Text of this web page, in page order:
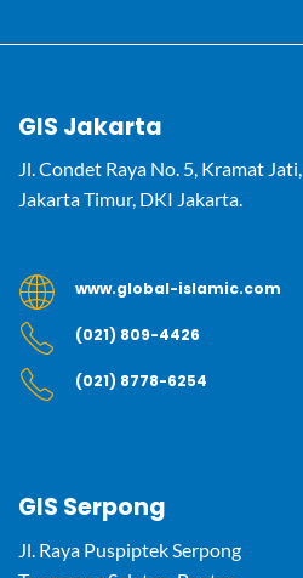
GIS Jakarta
Jl. Condet Raya No. 5, Kramat Jati,
Jakarta Timur, DKI Jakarta.
www.global-islamic.com
(021) 809-4426
(021) 8778-6254
GIS Serpong
Jl. Raya Puspiptek Serpong